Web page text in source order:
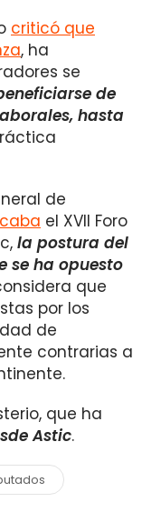
criticó que
, ha
se
de
hasta
de
el XVII Foro
la postura del
se ha opuesto
que
por los
de
contrarias a
que ha
Astic.